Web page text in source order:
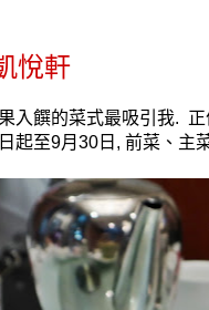
悅軒
入饌的菜式最吸引我.
起至9月 30 日 , 前菜、主